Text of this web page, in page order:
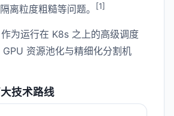
离粒度粗糙等问题。
[1]
作为运行在 K8s 之上的高级调度
资源池化与精细化分割机
技术路线